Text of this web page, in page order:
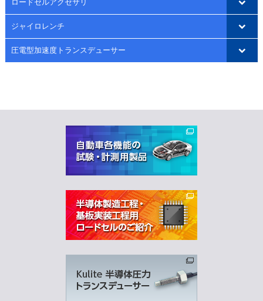
ロードセルアクセサリ
ジャイロレンチ
圧電型加速度トランスデューサー